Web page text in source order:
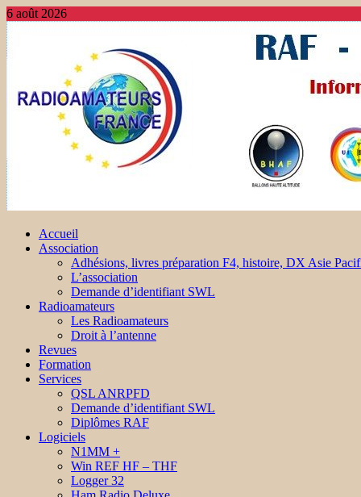
6 août 2026
Accueil
Association
Adhésions, livres préparation F4, histoire, DX Asie
L’association
Demande d’identifiant SWL
Radioamateurs
Les Radioamateurs
Droit à l’antenne
Revues
Formation
Services
QSL ANRPFD
Demande d’identifiant SWL
Diplômes RAF
Logiciels
N1MM +
Win REF HF – THF
Logger 32